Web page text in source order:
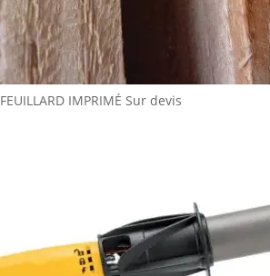
FEUILLARD IMPRIMÉ Sur devis